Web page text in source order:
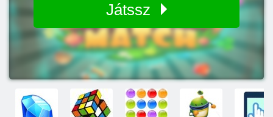
Játssz